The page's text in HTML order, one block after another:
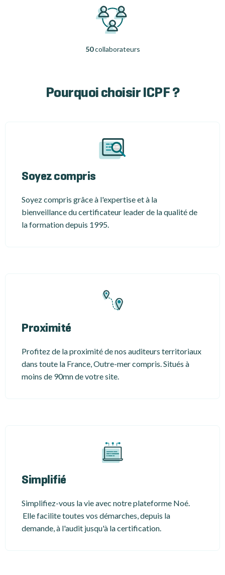
50collaborateurs
Pourquoi choisir ICPF ?
Soyez compris
Soyez compris grâce à l'expertise et à la
bienveillance du certificateur leader de la qualité de
la formation depuis 1995.
Proximité
Profitez de la proximité de nos auditeurs territoriaux
dans toute la France, Outre-mer compris. Situés à
moins de 90mn de votre site.
Simplifié
Simplifiez-vous la vie avec notre plateforme Noé.
Elle facilite toutes vos démarches, depuis la
demande, à l'audit jusqu'à la certification.